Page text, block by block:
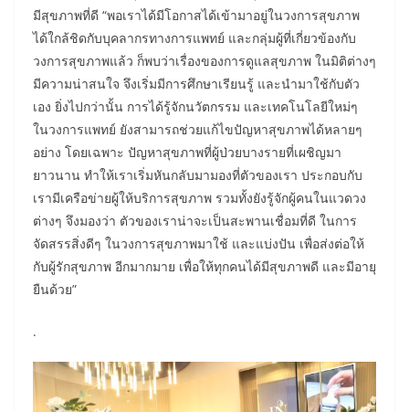
มีสุขภาพที่ดี “พอเราได้มีโอกาสได้เข้ามาอยู่ในวงการสุขภาพ
ได้ใกล้ชิดกับบุคลากรทางการแพทย์ และกลุ่มผู้ที่เกี่ยวข้องกับ
วงการสุขภาพแล้ว ก็พบว่าเรื่องของการดูแลสุขภาพ ในมิติต่างๆ
มีความน่าสนใจ จึงเริ่มมีการศึกษาเรียนรู้ และนำมาใช้กับตัว
เอง ยิ่งไปกว่านั้น การได้รู้จักนวัตกรรม และเทคโนโลยีใหม่ๆ
ในวงการแพทย์ ยังสามารถช่วยแก้ไขปัญหาสุขภาพได้หลายๆ
อย่าง โดยเฉพาะ ปัญหาสุขภาพที่ผู้ป่วยบางรายที่เผชิญมา
ยาวนาน ทำให้เราเริ่มหันกลับมามองที่ตัวของเรา ประกอบกับ
เรามีเครือข่ายผู้ให้บริการสุขภาพ รวมทั้งยังรู้จักผู้คนในแวดวง
ต่างๆ จึงมองว่า ตัวของเราน่าจะเป็นสะพานเชื่อมที่ดี ในการ
จัดสรรสิ่งดีๆ ในวงการสุขภาพมาใช้ และแบ่งปัน เพื่อส่งต่อให้
กับผู้รักสุขภาพ อีกมากมาย เพื่อให้ทุกคนได้มีสุขภาพดี และมีอายุ
ยืนด้วย”
.